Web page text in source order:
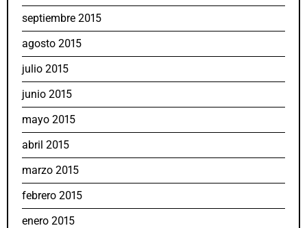
septiembre 2015
agosto 2015
julio 2015
junio 2015
mayo 2015
abril 2015
marzo 2015
febrero 2015
enero 2015